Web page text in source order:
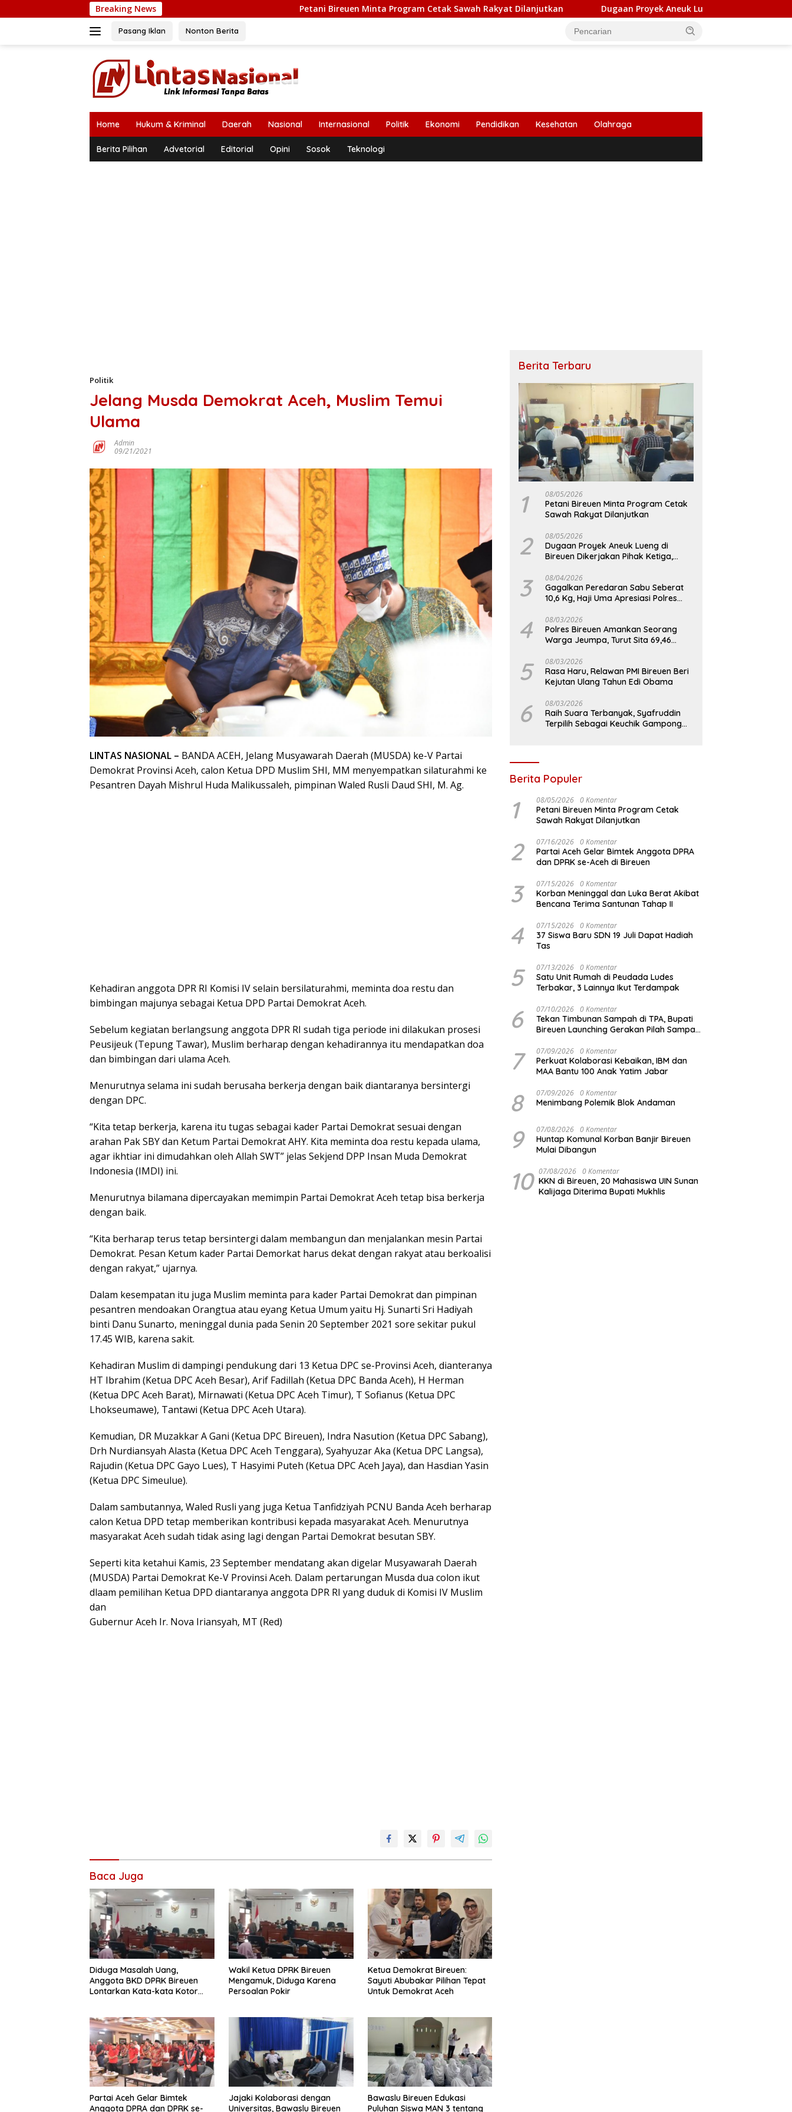
ke
Breaking News Petani Bireuen Minta Program Cetak Sawah Rakyat Dilanjutkan Dugaan Proyek Aneuk Lueng di Bireuen Dikerjakan Pihak
Pasang Iklan Nonton Berita
Home Hukum & Kriminal Daerah Nasional Internasional Politik Ekonomi Pendidikan Kesehatan Olahraga
Berita Pilihan Advetorial Editorial Opini Sosok Teknologi
Politik
Jelang Musda Demokrat Aceh, Muslim Temui
Ulama
Admin
09/21/2021
LINTAS NASIONAL – BANDA ACEH, Jelang Musyawarah Daerah (MUSDA) ke-V Partai
Demokrat Provinsi Aceh, calon Ketua DPD Muslim SHI, MM menyempatkan silaturahmi ke
Pesantren Dayah Mishrul Huda Malikussaleh, pimpinan Waled Rusli Daud SHI, M. Ag.
Kehadiran anggota DPR RI Komisi IV selain bersilaturahmi, meminta doa restu dan
bimbingan majunya sebagai Ketua DPD Partai Demokrat Aceh.
Sebelum kegiatan berlangsung anggota DPR RI sudah tiga periode ini dilakukan prosesi
Peusijeuk (Tepung Tawar), Muslim berharap dengan kehadirannya itu mendapatkan doa
dan bimbingan dari ulama Aceh.
Menurutnya selama ini sudah berusaha berkerja dengan baik diantaranya bersintergi
dengan DPC.
“Kita tetap berkerja, karena itu tugas sebagai kader Partai Demokrat sesuai dengan
arahan Pak SBY dan Ketum Partai Demokrat AHY. Kita meminta doa restu kepada ulama,
agar ikhtiar ini dimudahkan oleh Allah SWT” jelas Sekjend DPP Insan Muda Demokrat
Indonesia (IMDI) ini.
Menurutnya bilamana dipercayakan memimpin Partai Demokrat Aceh tetap bisa berkerja
dengan baik.
“Kita berharap terus tetap bersintergi dalam membangun dan menjalankan mesin Partai
Demokrat. Pesan Ketum kader Partai Demorkat harus dekat dengan rakyat atau berkoalisi
dengan rakyat,” ujarnya.
Dalam kesempatan itu juga Muslim meminta para kader Partai Demokrat dan pimpinan
pesantren mendoakan Orangtua atau eyang Ketua Umum yaitu Hj. Sunarti Sri Hadiyah
binti Danu Sunarto, meninggal dunia pada Senin 20 September 2021 sore sekitar pukul
17.45 WIB, karena sakit.
Kehadiran Muslim di dampingi pendukung dari 13 Ketua DPC se-Provinsi Aceh, dianteranya
HT Ibrahim (Ketua DPC Aceh Besar), Arif Fadillah (Ketua DPC Banda Aceh), H Herman
(Ketua DPC Aceh Barat), Mirnawati (Ketua DPC Aceh Timur), T Sofianus (Ketua DPC
Lhokseumawe), Tantawi (Ketua DPC Aceh Utara).
Kemudian, DR Muzakkar A Gani (Ketua DPC Bireuen), Indra Nasution (Ketua DPC Sabang),
Drh Nurdiansyah Alasta (Ketua DPC Aceh Tenggara), Syahyuzar Aka (Ketua DPC Langsa),
Rajudin (Ketua DPC Gayo Lues), T Hasyimi Puteh (Ketua DPC Aceh Jaya), dan Hasdian Yasin
(Ketua DPC Simeulue).
Dalam sambutannya, Waled Rusli yang juga Ketua Tanfidziyah PCNU Banda Aceh berharap
calon Ketua DPD tetap memberikan kontribusi kepada masyarakat Aceh. Menurutnya
masyarakat Aceh sudah tidak asing lagi dengan Partai Demokrat besutan SBY.
Seperti kita ketahui Kamis, 23 September mendatang akan digelar Musyawarah Daerah
(MUSDA) Partai Demokrat Ke-V Provinsi Aceh. Dalam pertarungan Musda dua colon ikut
dlaam pemilihan Ketua DPD diantaranya anggota DPR RI yang duduk di Komisi IV Muslim
dan
Gubernur Aceh Ir. Nova Iriansyah, MT (Red)
Baca Juga
Diduga Masalah Uang,
Anggota BKD DPRK Bireuen
Lontarkan Kata-kata Kotor
Wakil Ketua DPRK Bireuen
Mengamuk, Diduga Karena
Persoalan Pokir
Ketua Demokrat Bireuen:
Sayuti Abubakar Pilihan Tepat
Untuk Demokrat Aceh
Partai Aceh Gelar Bimtek
Anggota DPRA dan DPRK se-
Jajaki Kolaborasi dengan
Universitas, Bawaslu Bireuen
Bawaslu Bireuen Edukasi
Puluhan Siswa MAN 3 tentang
Berita Terbaru
1 08/05/2026
Petani Bireuen Minta Program Cetak
Sawah Rakyat Dilanjutkan
2 08/05/2026
Dugaan Proyek Aneuk Lueng di
Bireuen Dikerjakan Pihak Ketiga,
Juta
3 08/04/2026
Gagalkan Peredaran Sabu Seberat
10,6 Kg, Haji Uma Apresiasi Polres
4 08/03/2026
Polres Bireuen Amankan Seorang
Warga Jeumpa, Turut Sita 69,46
5 08/03/2026
Rasa Haru, Relawan PMI Bireuen Beri
Kejutan Ulang Tahun Edi Obama
6 08/03/2026
Raih Suara Terbanyak, Syafruddin
Terpilih Sebagai Keuchik Gampong
Berita Populer
1 08/05/2026 0 Komentar
Petani Bireuen Minta Program Cetak
Sawah Rakyat Dilanjutkan
2 07/16/2026 0 Komentar
Partai Aceh Gelar Bimtek Anggota DPRA
dan DPRK se-Aceh di Bireuen
3 07/15/2026 0 Komentar
Korban Meninggal dan Luka Berat Akibat
Bencana Terima Santunan Tahap II
4 07/15/2026 0 Komentar
37 Siswa Baru SDN 19 Juli Dapat Hadiah
Tas
5 07/13/2026 0 Komentar
Satu Unit Rumah di Peudada Ludes
Terbakar, 3 Lainnya Ikut Terdampak
6 07/10/2026 0 Komentar
Tekan Timbunan Sampah di TPA, Bupati
Bireuen Launching Gerakan Pilah Sampah
7 07/09/2026 0 Komentar
Perkuat Kolaborasi Kebaikan, IBM dan
MAA Bantu 100 Anak Yatim Jabar
8 07/09/2026 0 Komentar
Menimbang Polemik Blok Andaman
9 07/08/2026 0 Komentar
Huntap Komunal Korban Banjir Bireuen
Mulai Dibangun
10 07/08/2026 0 Komentar
KKN di Bireuen, 20 Mahasiswa UIN Sunan